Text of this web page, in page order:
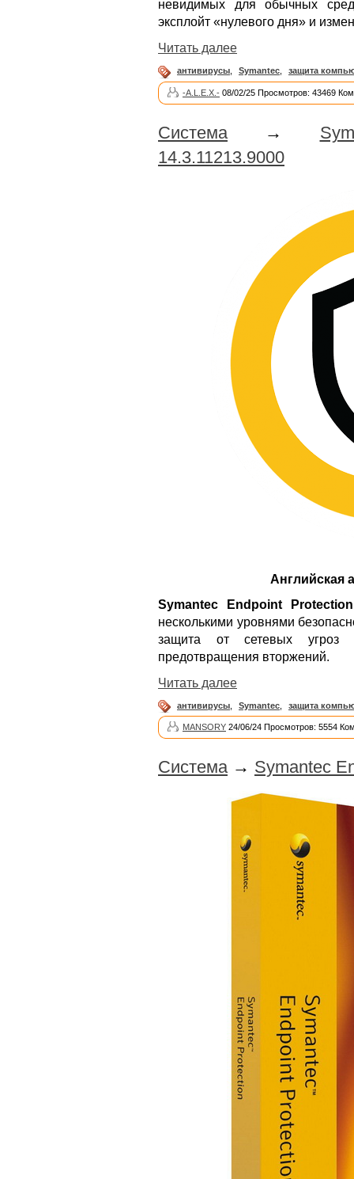
невидимых для обычных
эксплойт «нулевого дня» и
Читать далее
антивирусы Symantec защита
-A.L.E.X.- 08/02/25 Просмотров: 43469
Система →
14.3.11213.9000
Английская
Symantec Endpoint Protection
несколькими уровнями
защита от сетевых угроз
предотвращения вторжений.
Читать далее
антивирусы Symantec защита
MANSORY 24/06/24 Просмотров: 5554
Система→ Symantec